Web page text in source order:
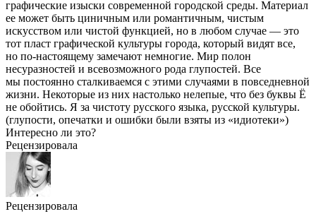
графические изыски современной городской среды. Материал
ее может быть циничным или романтичным, чистым
искусством или чистой функцией, но в любом случае — это
тот пласт графической культуры города, который видят все,
но по-настоящему замечают немногие. Мир полон
несуразностей и всевозможного рода глупостей. Все
мы постоянно сталкиваемся с этими случаями в повседневной
жизни. Некоторые из них настолько нелепые, что без буквы Ё
не обойтись. Я за чистоту русского языка, русской культуры.
(глупости, опечатки и ошибки были взяты из «идиотеки»)
Интересно ли это?
Рецензировала
Рецензировала